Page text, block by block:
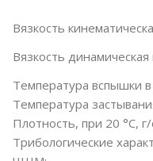
Вязкость
Вязкость
Температура вспышки
Температура
Плотность, при 20 °С,
Трибологические